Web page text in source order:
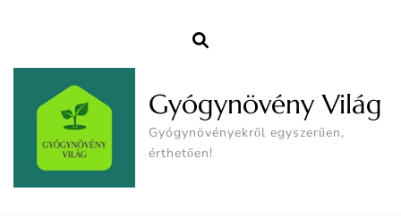
Gyógynövény Világ
Gyógynövényekről egyszerűen,
érthetően!